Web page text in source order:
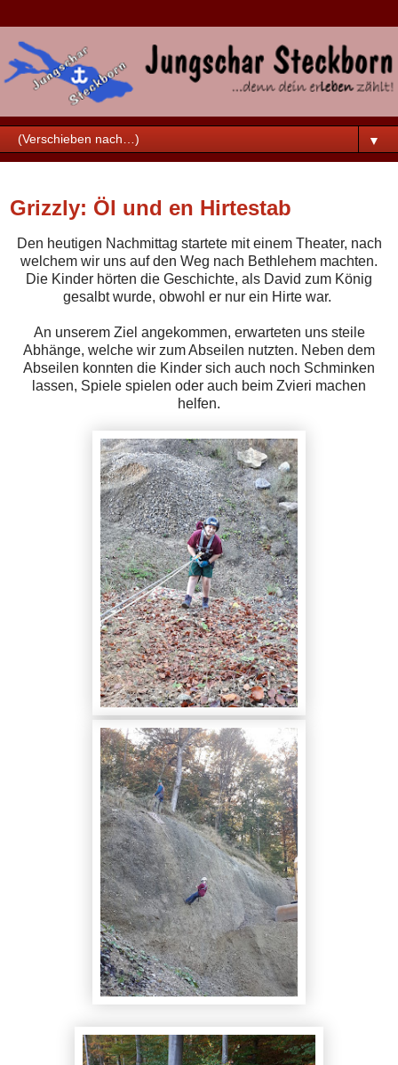
▼
Grizzly: Öl und en Hirtestab
Den heutigen Nachmittag startete mit einem Theater, nach
welchem wir uns auf den Weg nach Bethlehem machten.
Die Kinder hörten die Geschichte, als David zum König
gesalbt wurde, obwohl er nur ein Hirte war.
An unserem Ziel angekommen, erwarteten uns steile
Abhänge, welche wir zum Abseilen nutzten. Neben dem
Abseilen konnten die Kinder sich auch noch Schminken
lassen, Spiele spielen oder auch beim Zvieri machen
helfen.